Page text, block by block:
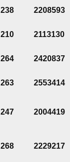
238 2208593
210 2113130
264 2420837
263 2553414
247 2004419
268 2229217